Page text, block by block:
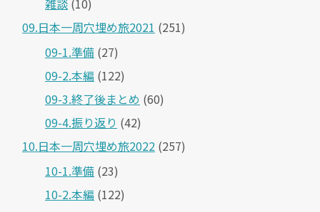
09.日本一周穴埋め旅2021 (251)
09-1.準備 (27)
09-2.本編 (122)
09-3.終了後まとめ (60)
09-4.振り返り (42)
10.日本一周穴埋め旅2022 (257)
10-1.準備 (23)
10-2.本編 (122)